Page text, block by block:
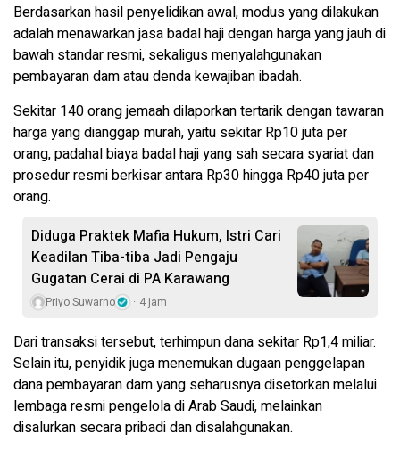
Berdasarkan hasil penyelidikan awal, modus yang dilakukan
adalah menawarkan jasa badal haji dengan harga yang jauh di
bawah standar resmi, sekaligus menyalahgunakan
pembayaran dam atau denda kewajiban ibadah.
Sekitar 140 orang jemaah dilaporkan tertarik dengan tawaran
harga yang dianggap murah, yaitu sekitar Rp10 juta per
orang, padahal biaya badal haji yang sah secara syariat dan
prosedur resmi berkisar antara Rp30 hingga Rp40 juta per
orang.
Diduga Praktek Mafia Hukum, Istri Cari
Keadilan Tiba-tiba Jadi Pengaju
Gugatan Cerai di PA Karawang
Priyo Suwarno 4 jam
Dari transaksi tersebut, terhimpun dana sekitar Rp1,4 miliar.
Selain itu, penyidik juga menemukan dugaan penggelapan
dana pembayaran dam yang seharusnya disetorkan melalui
lembaga resmi pengelola di Arab Saudi, melainkan
disalurkan secara pribadi dan disalahgunakan.